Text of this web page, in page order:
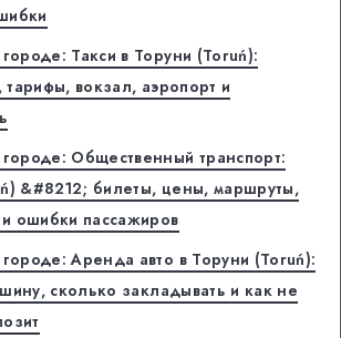
Такси в Торуни (Toruń):
вокзал, аэропорт и
Общественный транспорт:
&#8212; билеты, цены, маршруты,
ошибки пассажиров
Аренда авто в Торуни (Toruń):
сколько закладывать и как не